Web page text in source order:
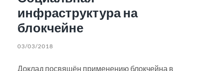
инфраструктура на
блокчейне
03/03/2018
Доклад посвящён применению блокчейна в